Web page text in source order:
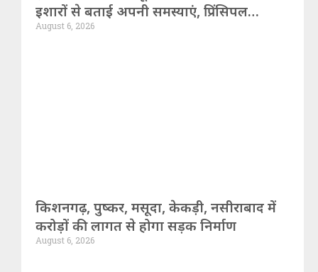
इशारों से बताई अपनी समस्याएं, प्रिंसिपल
निलंबित
August 6, 2026
किशनगढ़, पुष्कर, मसूदा, केकड़ी, नसीराबाद में
करोड़ों की लागत से होगा सड़क निर्माण
August 6, 2026